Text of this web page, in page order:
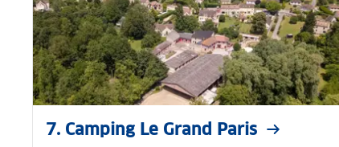
7. Camping Le Grand Paris